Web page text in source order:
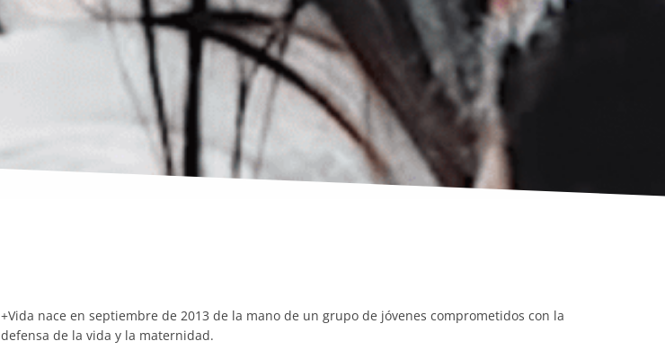
+Vida nace en septiembre de 2013 de la mano de un grupo de jóvenes comprometidos con la
defensa de la vida y la maternidad.